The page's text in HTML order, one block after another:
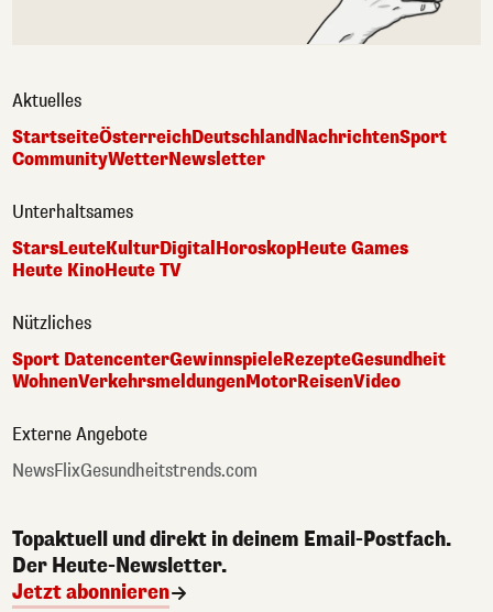
Aktuelles
StartseiteÖsterreichDeutschlandNachrichtenSport
CommunityWetterNewsletter
Unterhaltsames
StarsLeuteKulturDigitalHoroskopHeute Games
Heute KinoHeute TV
Nützliches
Sport DatencenterGewinnspieleRezepteGesundheit
WohnenVerkehrsmeldungenMotorReisenVideo
Externe Angebote
NewsFlixGesundheitstrends.com
Topaktuell und direkt in deinem Email-Postfach.
Der Heute-Newsletter.
Jetzt abonnieren